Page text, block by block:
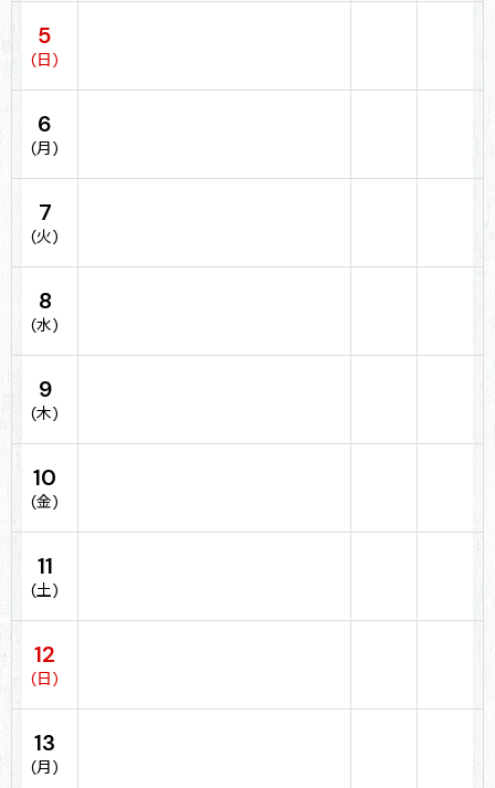
5
(日)
6
(月)
7
(火)
8
(水)
9
(木)
10
(金)
11
(土)
12
(日)
13
(月)